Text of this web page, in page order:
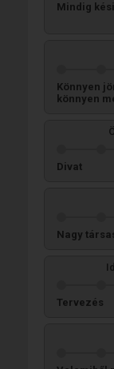
Mindig
Könnyen
könnyen
Divat
Nagy
Tervezés